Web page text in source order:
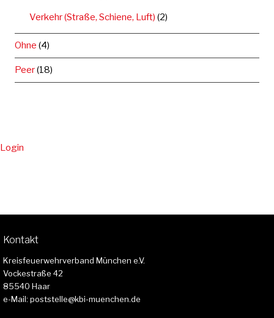
Verkehr (Straße, Schiene, Luft) (2)
Ohne (4)
Peer(18)
Login
Kontakt
Kreisfeuerwehrverband München e.V.
Vockestraße 42
85540 Haar
e-Mail: poststelle@kbi-muenchen.de